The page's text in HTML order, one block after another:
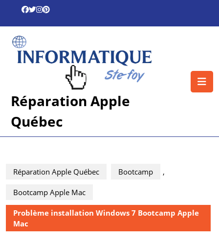
content
Réparation Apple
Québec
Réparation Apple Québec Bootcamp ,
Bootcamp Apple Mac
Problème installation Windows 7 Bootcamp Apple
Mac